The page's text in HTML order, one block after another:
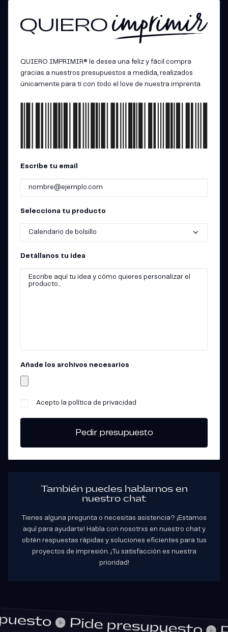
QUIERO IMPRIMIR® le desea una feliz y fácil compra
gracias a nuestros presupuestos a medida, realizados
únicamente para ti con todo el love de nuestra imprenta
Escribe tu email
Selecciona tu producto
Detállanos tu idea
Añade los archivos necesarios
Acepto la política de privacidad
También puedes hablarnos en
nuestro chat
Tienes alguna pregunta o necesitas asistencia? ¡Estamos
aquí para ayudarte! Habla con nosotrxs en nuestro chat y
obtén respuestas rápidas y soluciones eficientes para tus
proyectos de impresión. ¡Tu satisfacción es nuestra
prioridad!
Pide presupuesto